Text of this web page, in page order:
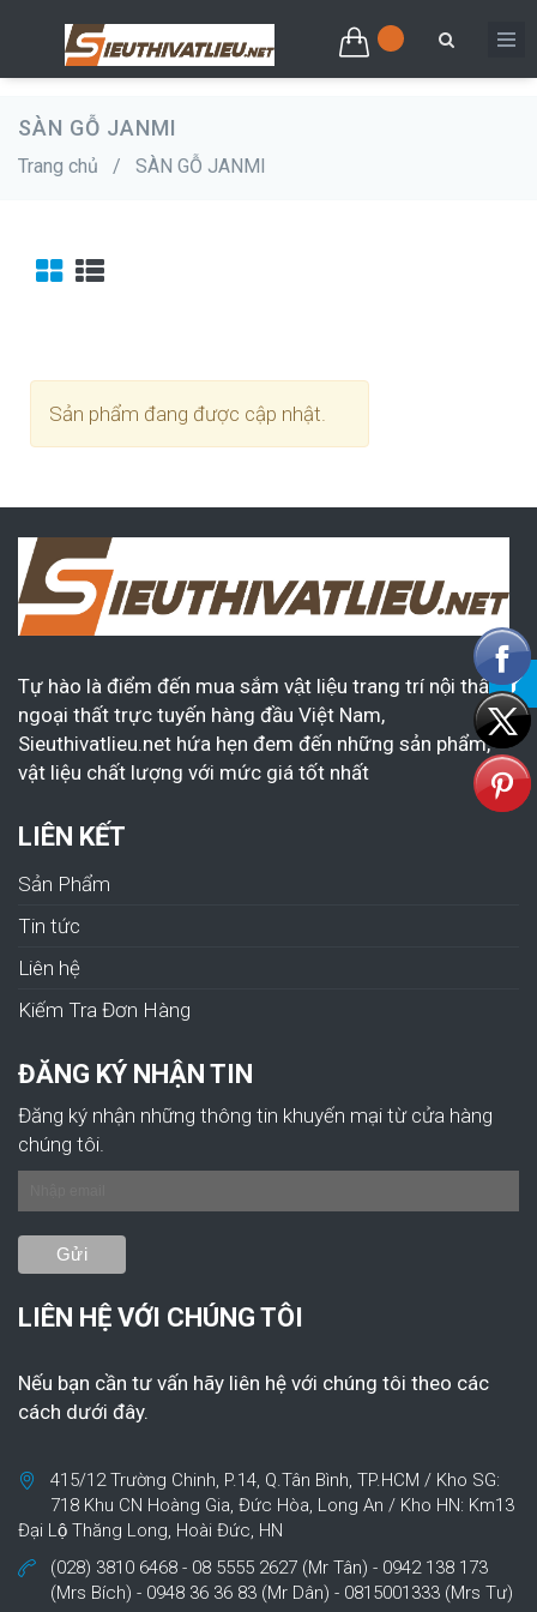
SÀN GỖ JANMI
Trang chủ / SÀN GỖ JANMI
Sản phẩm đang được cập nhật.
Tự hào là điểm đến mua sắm vật liệu trang trí nội thất &
ngoại thất trực tuyến hàng đầu Việt Nam,
Sieuthivatlieu.net hứa hẹn đem đến những sản phẩm,
vật liệu chất lượng với mức giá tốt nhất
LIÊN KẾT
Sản Phẩm
Tin tức
Liên hệ
Kiếm Tra Đơn Hàng
ĐĂNG KÝ NHẬN TIN
Đăng ký nhận những thông tin khuyến mại từ cửa hàng
chúng tôi.
LIÊN HỆ VỚI CHÚNG TÔI
Nếu bạn cần tư vấn hãy liên hệ với chúng tôi theo các
cách dưới đây.
415/12 Trường Chinh, P.14, Q.Tân Bình, TP.HCM / Kho SG:
718 Khu CN Hoàng Gia, Đức Hòa, Long An / Kho HN: Km13
Đại Lộ Thăng Long, Hoài Đức, HN
(028) 3810 6468 - 08 5555 2627 (Mr Tân) - 0942 138 173
(Mrs Bích) - 0948 36 36 83 (Mr Dân) - 0815001333 (Mrs Tư)